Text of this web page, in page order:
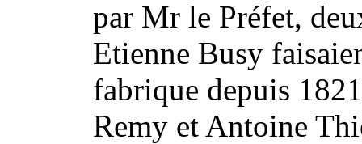
par Mr le Préfet,
Etienne Busy
fabrique depuis
Remy et Antoine